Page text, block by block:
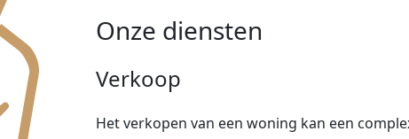
Onze diensten
Verkoop
Het verkopen van een woning kan een